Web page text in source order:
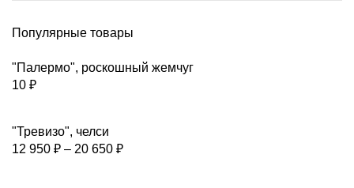
Популярные товары
"Палермо", роскошный жемчуг
10 ₽
"Тревизо", челси
12 950 ₽ – 20 650 ₽